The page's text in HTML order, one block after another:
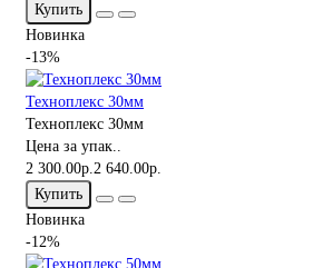
Купить
Новинка
-13%
Техноплекс 30мм
Техноплекс 30мм
Цена за упак..
2 300.00р.2 640.00р.
Купить
Новинка
-12%